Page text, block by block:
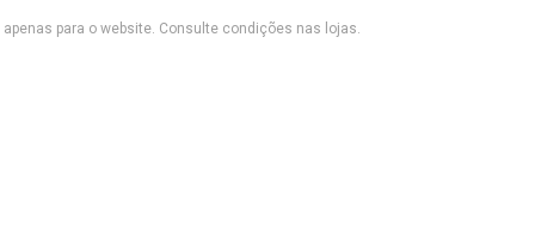
para o website. Consulte condições nas lojas.